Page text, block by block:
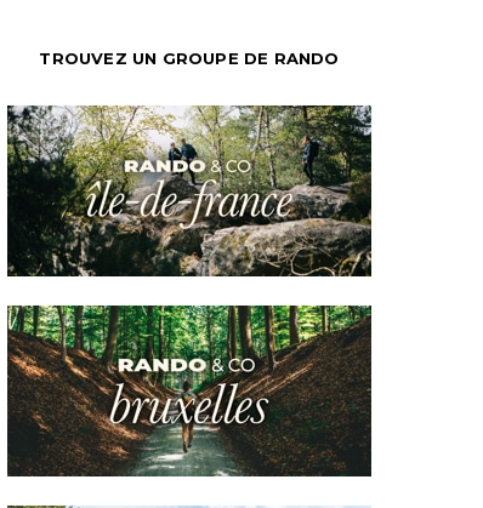
TROUVEZ UN GROUPE DE RANDO